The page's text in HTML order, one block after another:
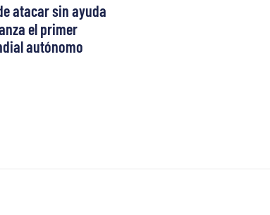
atacar sin ayuda
el primer
autónomo